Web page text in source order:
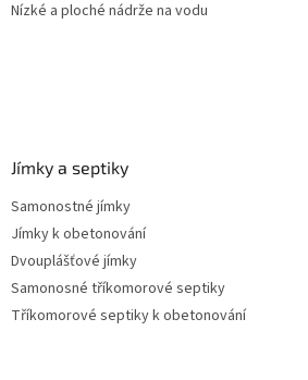
Nízké a ploché nádrže na vodu
Jímky a septiky
Samonostné jímky
Jímky k obetonování
Dvouplášťové jímky
Samonosné tříkomorové septiky
Tříkomorové septiky k obetonování